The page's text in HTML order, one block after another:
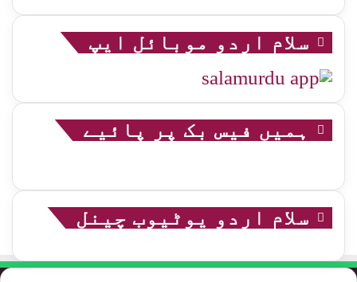
سلام اردو موبائل ایپ
ہمیں فیس بک پر پائیے
سلام اردو یوٹیوب چینل